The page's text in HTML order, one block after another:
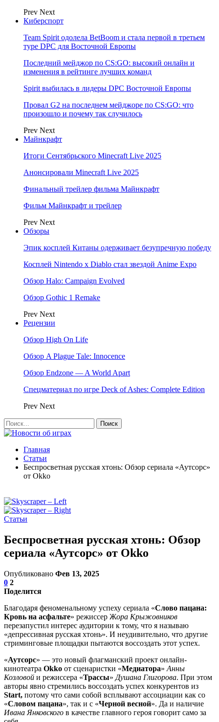
Prev Next
Киберспорт
Team Spirit одолела BetBoom и стала первой в третьем
туре DPC для Восточной Европы
Последний мейджор по CS:GO: высокий онлайн и
изменения в рейтинге лучших команд
Spirit выбилась в лидеры DPC Восточной Европы
Провал G2 на последнем мейджоре по CS:GO: что
произошло и почему так случилось
Prev Next
Майнкрафт
Итоги Сентябрьского Minecraft Live 2025
Анонсировали Minecraft Live 2025
Финальный трейлер фильма Майнкрафт
Фильм Майнкрафт и трейлер
Prev Next
Обзоры
Эпик косплей Китаны одерживает безупречную победу
Косплей Nintendo x Diablo стал звездой Anime Expo
Обзор Halo: Campaign Evolved
Обзор Gothic 1 Remake
Prev Next
Рецензии
Обзор High On Life
Обзор A Plague Tale: Innocence
Обзор Endzone — A World Apart
Спецматериал по игре Deck of Ashes: Complete Edition
Prev Next
Главная
Статьи
Беспросветная русская хтонь: Обзор сериала «Аутсорс»
от Okko
Статьи
Беспросветная русская хтонь: Обзор
сериала «Аутсорс» от Okko
Опубликовано Фев 13, 2025
0 2
Поделится
Благодаря феноменальному успеху сериала «Слово пацана:
Кровь на асфальте» режиссер Жора Крыжовников
перезапустил интерес аудитории к тому, что я называю
«депрессивная русская хтонь». И неудивительно, что другие
стриминговые площадки пытаются воссоздать этот успех.
«Аутсорс» — это новый флагманский проект онлайн-
кинотеатра Okko от сценаристки «Медиатора» Анны
Козловой и режиссера «Трассы» Душана Глигорова. При этом
авторы явно стремились воссоздать успех конкурентов из
Start, потому что сами собой всплывают ассоциации как со
«Словом пацана», так и с «Черной весной». Да и наличие
Ивана Янковского в качестве главного героя говорит само за